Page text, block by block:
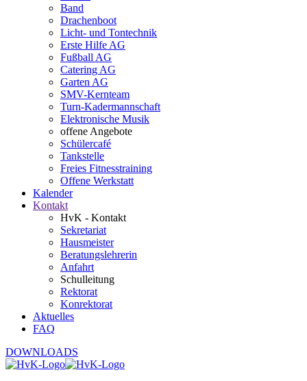
Band
Drachenboot
Licht- und Tontechnik
Erste Hilfe AG
Fußball AG
Catering AG
Garten AG
SMV-Kernteam
Turn-Kadermannschaft
Elektronische Musik
offene Angebote
Schülercafé
Tankstelle
Freies Fitnesstraining
Offene Werkstatt
Kalender
Kontakt
HvK - Kontakt
Sekretariat
Hausmeister
Beratungslehrerin
Anfahrt
Schulleitung
Rektorat
Konrektorat
Aktuelles
FAQ
DOWNLOADS